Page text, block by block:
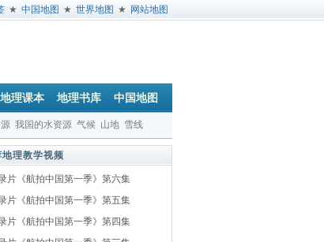
★ 中国地图 ★ 世界地图 ★ 网站地图
地理课本 地理书库
中国地图
我国的水资源 气候 山地 雪线
地理教学视频
片《航拍中国第一季》第六集
片《航拍中国第一季》第五集
片《航拍中国第一季》第四集